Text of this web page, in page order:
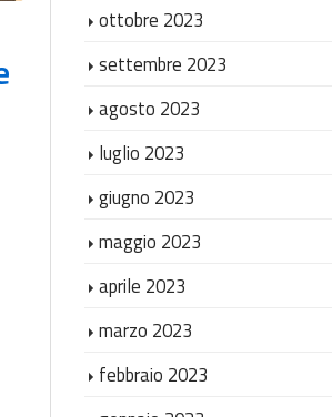
a Collemarino
l’Ufficio di
prossimità
comunale per la
volontaria
giurisdizione
|Novità,POC
14 luglio 2026 – vivereancona.it
Un nuovo servizio gratuito sul
territorio per supportare i
cittadini nelle pratiche di
ottobre 2023
settembre 2023
agosto 2023
luglio 2023
giugno 2023
maggio 2023
aprile 2023
marzo 2023
febbraio 2023